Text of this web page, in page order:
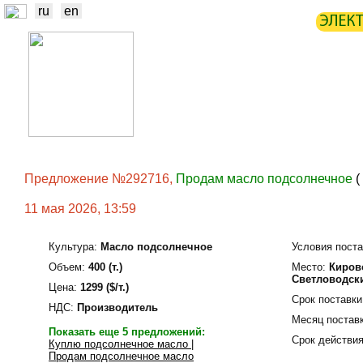
ru en
Предложение №292716, Продам масло подсолнечное (
11 мая 2026, 13:59
Культура: Масло подсолнечное
Объем: 400 (т.)
Цена: 1299 ($/т.)
НДС: Производитель
Показать еще 5 предложений:
Куплю подсолнечное масло |
Продам подсолнечное масло
Условия
Место:
Срок
Месяц
Срок